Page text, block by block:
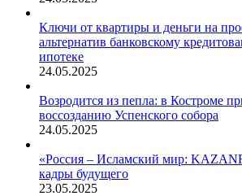
Ключи от квартиры и деньги на
альтернатив банковскому
ипотеке
24.05.2025
Возродится из пепла: в Костроме
воссозданию Успенского собора
24.05.2025
«Россия – Исламский мир:
кадры будущего
23.05.2025